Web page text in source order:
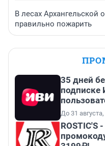
В лесах Архангельской
правильно пожарить
35 дней
подписке
До 31
ROSTIC'S